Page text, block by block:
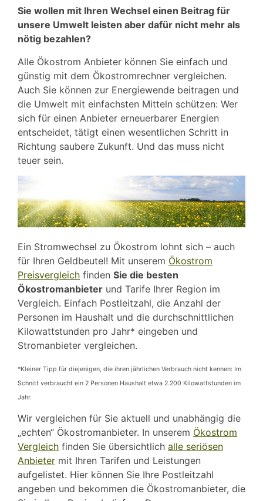
Sie wollen mit Ihren Wechsel einen Beitrag für
unsere Umwelt leisten aber dafür nicht mehr als
nötig bezahlen?
Alle Ökostrom Anbieter können Sie einfach und
günstig mit dem Ökostromrechner vergleichen.
Auch Sie können zur Energiewende beitragen und
die Umwelt mit einfachsten Mitteln schützen: Wer
sich für einen Anbieter erneuerbarer Energien
entscheidet, tätigt einen wesentlichen Schritt in
Richtung saubere Zukunft. Und das muss nicht
teuer sein.
Ein Stromwechsel zu Ökostrom lohnt sich – auch
für Ihren Geldbeutel! Mit unserem Ökostrom
Preisvergleich finden Sie die besten
Ökostromanbieter und Tarife Ihrer Region im
Vergleich. Einfach Postleitzahl, die Anzahl der
Personen im Haushalt und die durchschnittlichen
Kilowattstunden pro Jahr* eingeben und
Stromanbieter vergleichen.
*Kleiner Tipp für diejenigen, die ihren jährlichen Verbrauch nicht kennen: Im
Schnitt verbraucht ein 2 Personen Haushalt etwa 2.200 Kilowattstunden im
Jahr.
Wir vergleichen für Sie aktuell und unabhängig die
„echten“ Ökostromanbieter. In unserem Ökostrom
Vergleich finden Sie übersichtlich alle seriösen
Anbieter mit Ihren Tarifen und Leistungen
aufgelistet. Hier können Sie Ihre Postleitzahl
angeben und bekommen die Ökostromanbieter, die